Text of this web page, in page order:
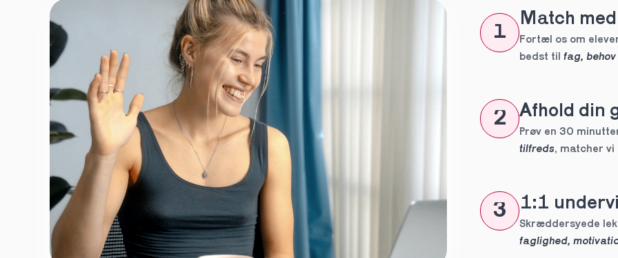
Næste
Opbevares sikkert - oplysninger deles aldrig
1 ud af 9 for at finde den rette tutor
Hvordan kontakter vi dig?
Telefon*
Email *
Tilmeld nyhedsbrev
Fortsæt
For at booke gratis prøvetime - ingen forpligtelser
1
Match
Fortæl os om
bedst til fag,
2 Afhold din
Prøv en 30
tilfreds, matcher vi
3 1:1
faglighed,